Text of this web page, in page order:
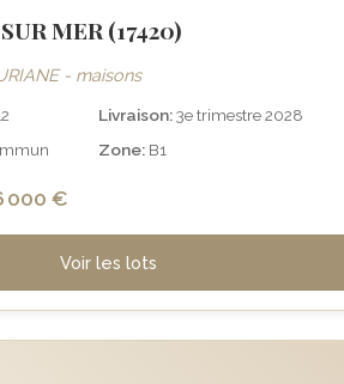
MER (17420)
- maisons
Livraison:3e trimestre 2028
Zone: B1
000 €
Voir les lots